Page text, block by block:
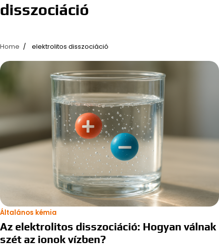
disszociáció
Home elektrolitos disszociáció
Általános kémia
Az elektrolitos disszociáció: Hogyan válnak
szét az ionok vízben?